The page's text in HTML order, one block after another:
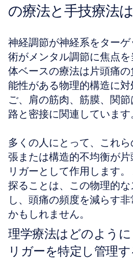
の療法と手技療法
神経調節が神経系をター
術がメンタル調節に焦点
体ベースの療法は片頭痛
能性がある物理的構造に
ご、肩の筋肉、筋膜、関
路と密接に関連しています
多くの人にとって、これ
張または構造的不均衡が
リガーとして作用します
探ることは、この物理的
し、頭痛の頻度を減らす
かもしれません。
理学療法はどのよう
リガーを特定し管理